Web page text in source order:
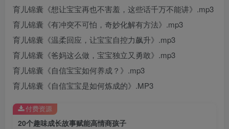
育儿锦囊《想让宝宝再也不害羞，这些话千万不能讲》.mp3
育儿锦囊《有冲突不可怕，奇妙化解有方法》.mp3
育儿锦囊《温柔回应，让宝宝自控力飙升》.mp3
育儿锦囊《爸妈这么做，宝宝独立又勇敢》.mp3
育儿锦囊《自信宝宝如何养成？》.mp3
育儿锦囊《自信宝宝是如何炼成的》.MP3
20个趣味成长故事赋能高情商孩子
付费资源